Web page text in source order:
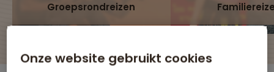
Groepsrondreizen
Onze website gebruikt cookies